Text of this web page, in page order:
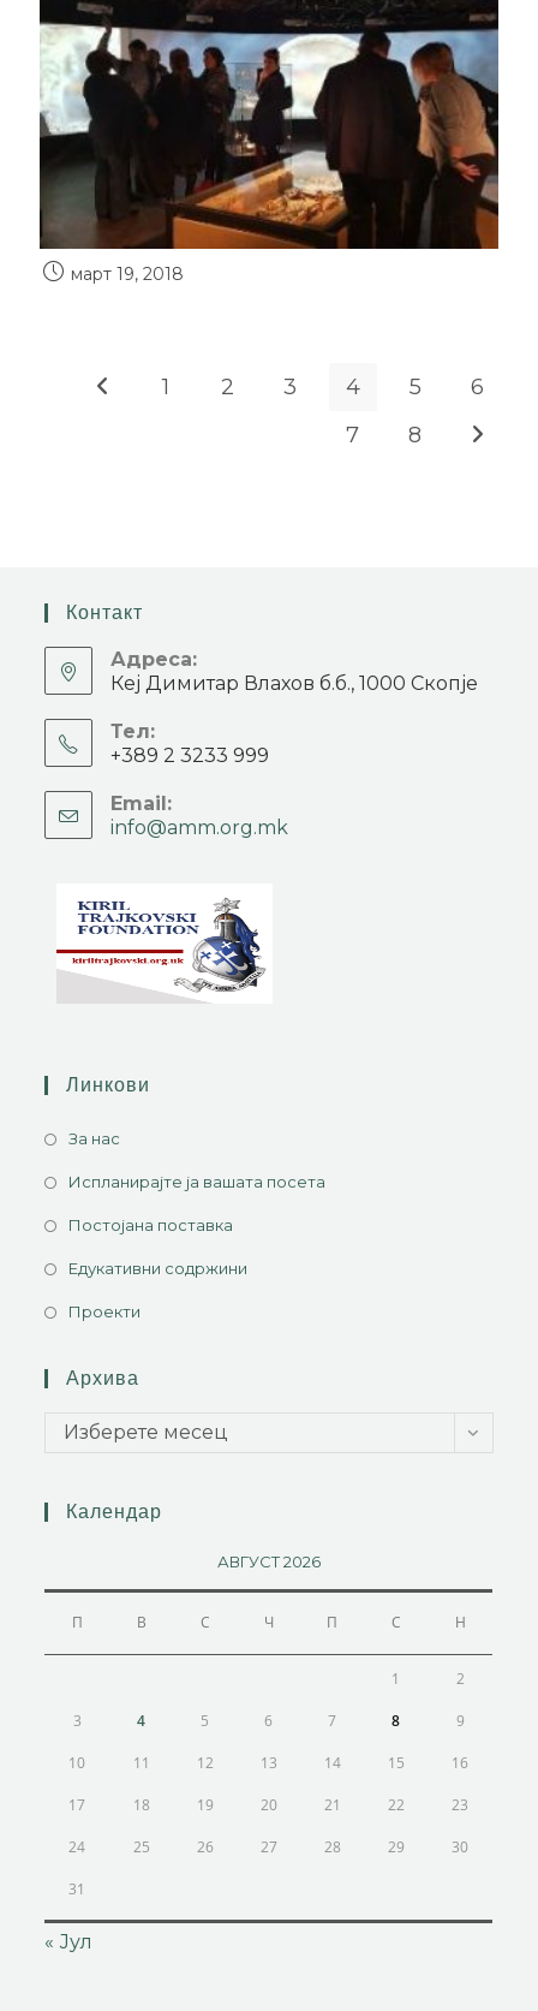
март 19, 2018
1 2 3 4 5
6
7
8
Контакт
Адреса:
Кеј Димитар Влахов б.б., 1000 Скопје
Тел:
+389 2 3233 999
Email:
info@amm.org.mk
Линкови
За нас
Испланирајте ја вашата посета
Постојана поставка
Едукативни содржини
Проекти
Архива
Изберете месец
Календар
АВГУСТ 2026
П В С Ч П С Н
1 2
3 4 5 6 7 8 9
10 11 12 13 14 15 16
17 18 19 20 21 22 23
24 25 26 27 28 29 30
31
« Јул